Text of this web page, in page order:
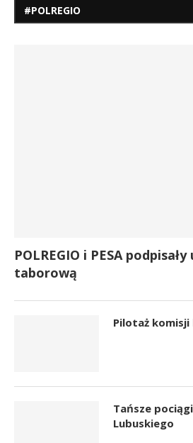
#POLREGIO
POLREGIO i PESA
taborową
Pilotaż komisji
Tańsze
Lubuskiego